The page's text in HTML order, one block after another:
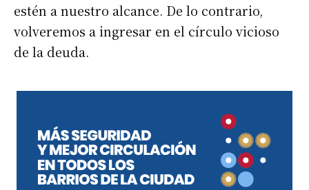
estén a nuestro alcance. De lo contrario,
volveremos a ingresar en el círculo vicioso
de la deuda.